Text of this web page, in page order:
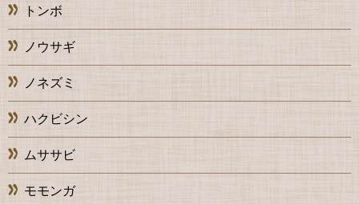
トンボ
ノウサギ
ノネズミ
ハクビシン
ムササビ
モモンガ